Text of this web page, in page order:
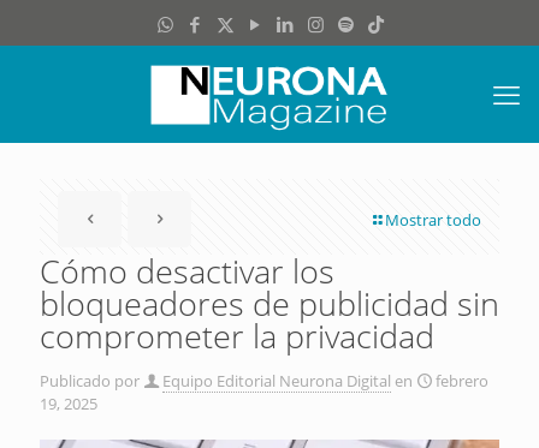
Mostrar todo
Cómo desactivar los
bloqueadores de publicidad sin
comprometer la privacidad
Publicado por Equipo Editorial Neurona Digital en
febrero
19, 2025